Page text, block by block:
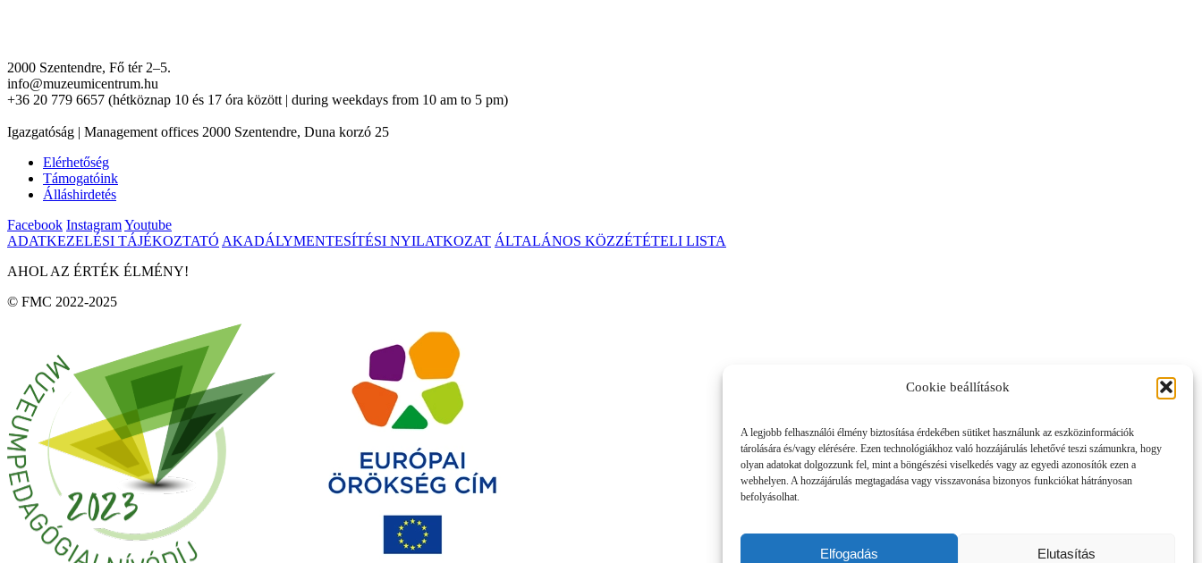
Cookie beállítások
A legjobb felhasználói élmény biztosítása érdekében sütiket használunk az eszközinformációk
tárolására és/vagy elérésére. Ezen technológiákhoz való hozzájárulás lehetővé teszi számunkra, hogy
olyan adatokat dolgozzunk fel, mint a böngészési viselkedés vagy az egyedi azonosítók ezen a
webhelyen. A hozzájárulás megtagadása vagy visszavonása bizonyos funkciókat hátrányosan
befolyásolhat.
Elfogadás Elutasítás
2000 Szentendre, Fő tér 2–5.
info@muzeumicentrum.hu
+36 20 779 6657 (hétköznap 10 és 17 óra között | during weekdays from 10 am to 5 pm)
Igazgatóság | Management offices 2000 Szentendre, Duna korzó 25
Elérhetőség
Támogatóink
Álláshirdetés
Facebook InstagramYoutube
ADATKEZELÉSI TÁJÉKOZTATÓ AKADÁLYMENTESÍTÉSI NYILATKOZAT ÁLTALÁNOS KÖZZÉTÉTELI LISTA
AHOL AZ ÉRTÉK ÉLMÉNY!
© FMC 2022-2025